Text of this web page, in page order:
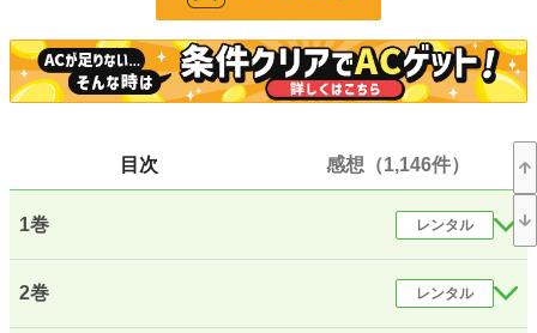
431 位 / 53,350 件
お気に入り 24,386
24h.ポイント 525 pt
初回公開日時
目次 感想（1,146件）
1巻 レンタル
2巻 レンタル